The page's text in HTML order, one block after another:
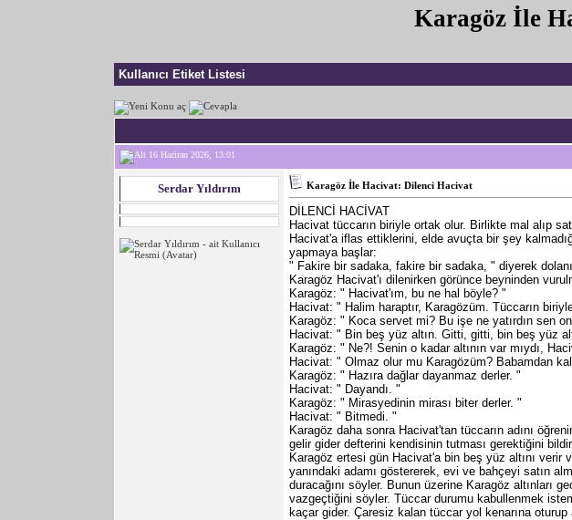
Karagöz İle
Kullanıcı Etiket Listesi
16 Haziran 2026, 13:01
Serdar Yıldırım Karagöz İle Hacivat: Dilenci Hacivat
DİLENCİ HACİVAT
Hacivat tüccarın biriyle ortak olur. Birlikte mal alıp
Hacivat'a iflas ettiklerini, elde avuçta bir şey
yapmaya başlar:
" Fakire bir sadaka, fakire bir sadaka, " diyerek
Karagöz Hacivat'ı dilenirken görünce beyninden
Karagöz: " Hacivat'ım, bu ne hal böyle? "
Hacivat: " Halim haraptır, Karagözüm. Tüccarın
Karagöz: " Koca servet mi? Bu işe ne yatırdın sen
Hacivat: " Bin beş yüz altın. Gitti, gitti, bin beş yüz
Karagöz: " Ne?! Senin o kadar altının var mıydı,
Hacivat: " Olmaz olur mu Karagözüm? Babamdan
Karagöz: " Hazıra dağlar dayanmaz derler. "
Hacivat: " Dayandı. "
Karagöz: " Mirasyedinin mirası biter derler. "
Hacivat: " Bitmedi. "
Karagöz daha sonra Hacivat'tan tüccarın adını
gelir gider defterini kendisinin tutması gerektiğini
Karagöz ertesi gün Hacivat'a bin beş yüz altını
yanındaki adamı göstererek, evi ve bahçeyi satın
duracağını söyler. Bunun üzerine Karagöz altınları
vazgeçtiğini söyler. Tüccar durumu kabullenmek
kaçar gider. Çaresiz kalan tüccar yol kenarına